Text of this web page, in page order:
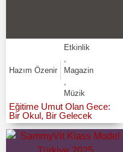
Hazım Özenir
Etkinlik
,
Magazin
,
Müzik
Eğitime Umut Olan Gece:
Bir Okul, Bir Gelecek